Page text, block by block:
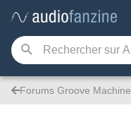
Forums Groove Machine